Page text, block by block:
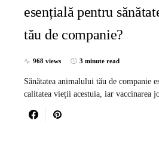
esențială pentru
tău de companie?
968 views 3 minute read
Sănătatea animalului tău de companie
calitatea vieții acestuia, iar vaccinarea